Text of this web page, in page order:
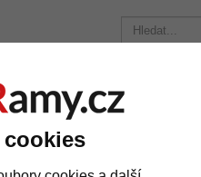
+49 30 235 949 085